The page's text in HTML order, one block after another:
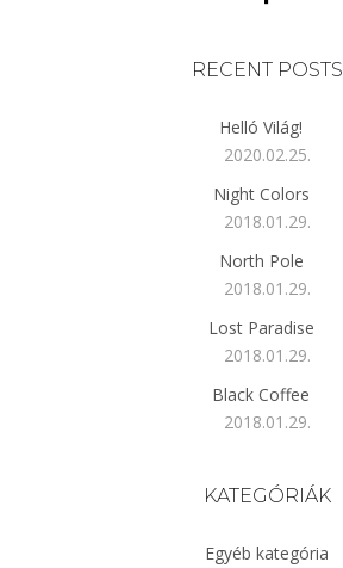
RECENT POSTS
Helló Világ!
2020.02.25.
Night Colors
2018.01.29.
North Pole
2018.01.29.
Lost Paradise
2018.01.29.
Black Coffee
2018.01.29.
KATEGÓRIÁK
Egyéb kategória